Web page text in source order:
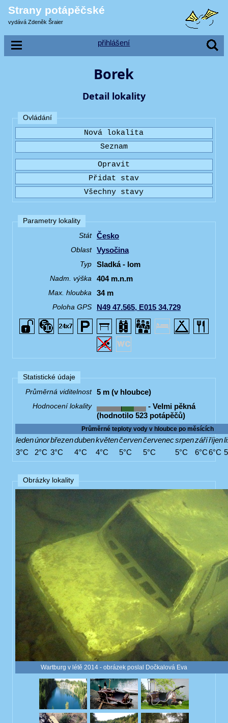
Strany potápěčské
vydává Zdeněk Šraier
přihlášení
Borek
Detail lokality
Ovládání
Parametry lokality
Stát
Česko
Oblast Vysočina
Typ Sladká - lom
Nadm. výška 404 m.n.m
Max. hloubka 34 m
Poloha GPS N49 47.565, E015 34.729
Statistické údaje
Průměrná viditelnost
5 m (v hloubce)
Hodnocení lokality
- Velmi pěkná
(hodnotilo 523 potápěčů)
Průměrné teploty vody v hloubce po měsících
ledenúnorbřezendubenkvětenčervenčervenecsrpenzáříříjen
3°C
2°C 3°C 4°C 4°C 5°C 5°C 5°C 6°C6°C
Obrázky lokality
Wartburg v létě 2014 - obrázek poslal Dočkalová Eva